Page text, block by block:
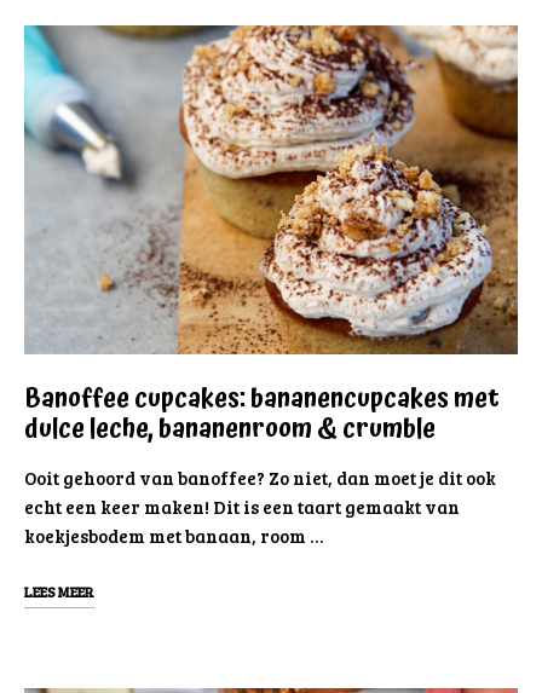
Banoffee cupcakes: bananencupcakes met
dulce leche, bananenroom & crumble
Ooit gehoord van banoffee? Zo niet, dan moet je dit ook
echt een keer maken! Dit is een taart gemaakt van
koekjesbodem met banaan, room …
LEES MEER